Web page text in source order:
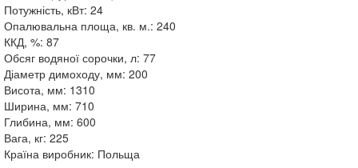
Потужність, кВт: 24
Опалювальна площа, кв. м.: 240
ККД, %: 87
Обсяг водяної сорочки, л: 77
Діаметр димоходу, мм: 200
Висота, мм: 1310
Ширина, мм: 710
Глибина, мм: 600
Вага, кг: 225
Країна виробник: Польща